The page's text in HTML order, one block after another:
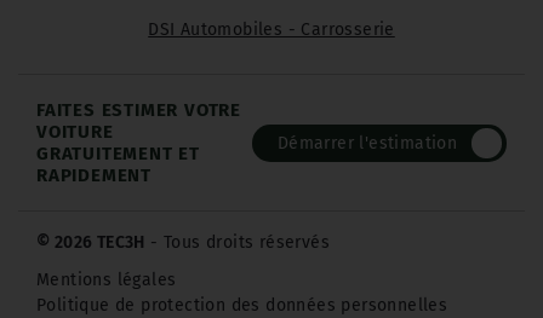
DSI Automobiles - Carrosserie
FAITES ESTIMER VOTRE
VOITURE
GRATUITEMENT ET
RAPIDEMENT
Démarrer l'estimation
© 2026 TEC3H - Tous droits réservés
Mentions légales
Politique de protection des données personnelles